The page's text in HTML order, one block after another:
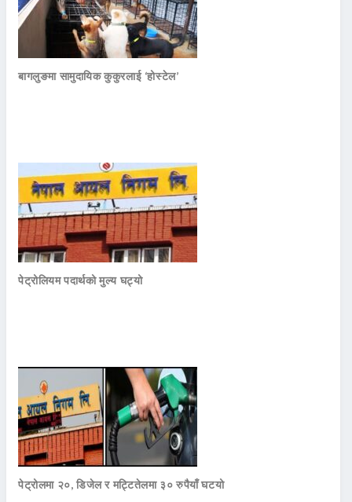
बागलुङमा सामुदायिक कुकुरलाई ‘होस्टेल’
पेट्रोलियम पदार्थको मुल्य घट्यो
पेट्रोलमा २०, डिजेल र मट्टितेलमा ३० रुपैयाँ घटयो